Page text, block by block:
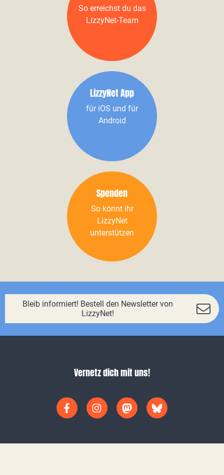
So erreichst du das
LizzyNet-Team
LizzyNet App
für iOS und für
Android
Spenden
So könnt ihr
LizzyNet
unterstützen
Bleib informiert! Bestell den Newsletter von
LizzyNet!
Vernetz dich mit uns!